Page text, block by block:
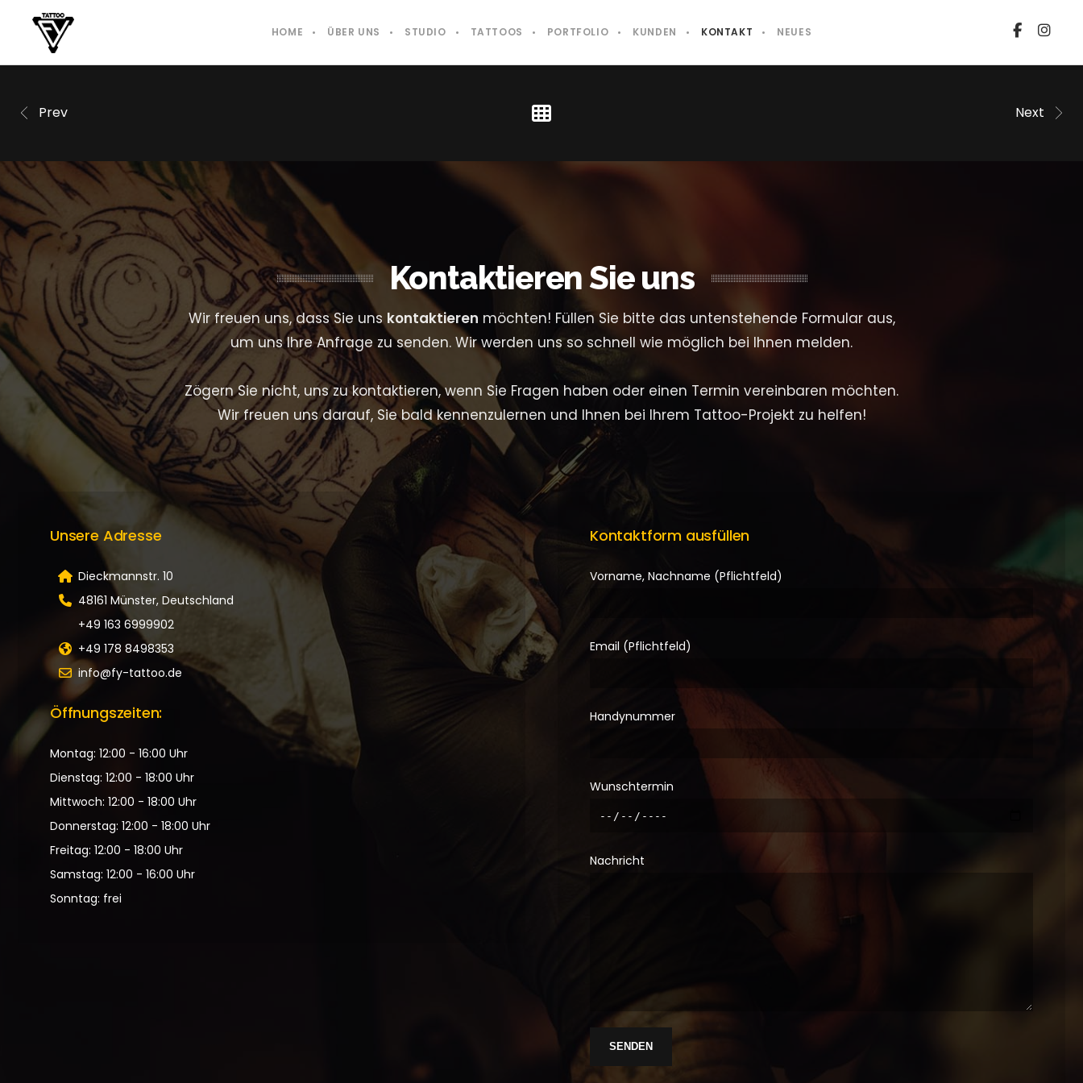
HOME ÜBER UNS STUDIO TATTOOS PORTFOLIO KUNDEN KONTAKT NEUES
Prev Next
Kontaktieren Sie uns
Wir freuen uns, dass Sie uns kontaktieren möchten! Füllen Sie bitte das untenstehende Formular aus,
um uns Ihre Anfrage zu senden. Wir werden uns so schnell wie möglich bei Ihnen melden.
Zögern Sie nicht, uns zu kontaktieren, wenn Sie Fragen haben oder einen Termin vereinbaren möchten.
Wir freuen uns darauf, Sie bald kennenzulernen und Ihnen bei Ihrem Tattoo-Projekt zu helfen!
Unsere Adresse
Dieckmannstr. 10
48161 Münster, Deutschland
+49 163 6999902
+49 178 8498353
info@fy-tattoo.de
Öffnungszeiten:
Montag: 12:00 - 16:00 Uhr
Dienstag: 12:00 - 18:00 Uhr
Mittwoch: 12:00 - 18:00 Uhr
Donnerstag: 12:00 - 18:00 Uhr
Freitag: 12:00 - 18:00 Uhr
Samstag: 12:00 - 16:00 Uhr
Sonntag: frei
Kontaktform ausfüllen
Vorname, Nachname (Pflichtfeld)
Email (Pflichtfeld)
Handynummer
Wunschtermin
Nachricht